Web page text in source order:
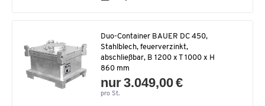
Duo-Container BAUER DC 450,
Stahlblech, feuerverzinkt,
abschließbar, B 1200 x T 1000 x H
860 mm
nur 3.049,00 €
pro St.